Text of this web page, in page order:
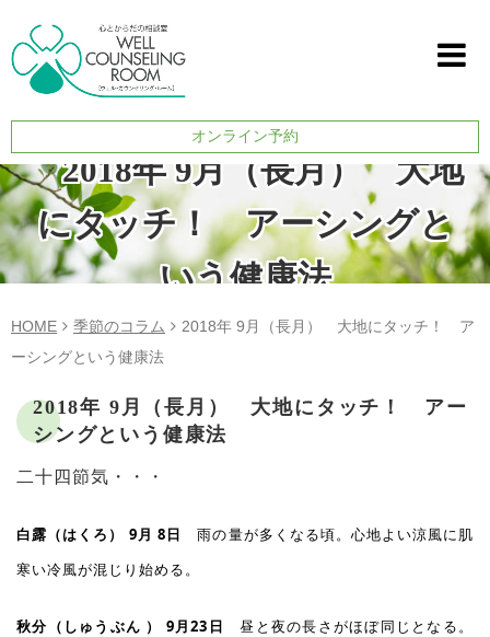
オンライン予約
2018年 9月（長月） 大地
にタッチ！ アーシングと
いう健康法
HOME 季節のコラム
2018年 9月（長月） 大地にタッチ！ ア
ーシングという健康法
2018年 9月（長月） 大地にタッチ！ アー
シングという健康法
二十四節気・・・
白露（はくろ） 9月 8日
雨の量が多くなる頃。心地よい涼風に肌
寒い冷風が混じり始める。
秋分（しゅうぶん ） 9月23日
昼と夜の長さがほぼ同じとなる。